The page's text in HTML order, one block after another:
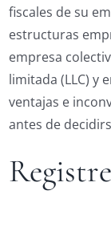
fiscales de su
estructuras
empresa
limitada (LLC) y
ventajas e
antes de